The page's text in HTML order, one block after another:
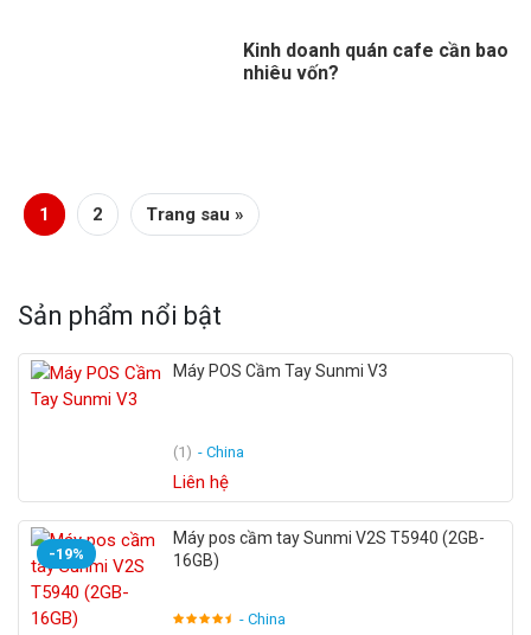
Kinh doanh quán cafe cần bao
nhiêu vốn?
1 2 Trang sau »
Sản phẩm nổi bật
Máy POS Cầm Tay Sunmi V3
(1) - China
Liên hệ
-19%
Máy pos cầm tay Sunmi V2S T5940 (2GB-
16GB)
- China